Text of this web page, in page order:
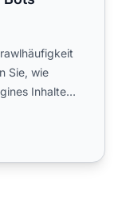
Sie, wie
Inhalte